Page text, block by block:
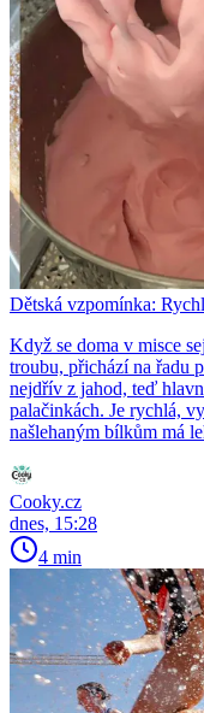
Dětská vzpomínka:
Když se doma v misce
troubu, přichází na řadu
nejdřív z jahod, teď
palačinkách. Je rychlá,
našlehaným bílkům má
Cooky.cz
dnes, 15:28
4 min